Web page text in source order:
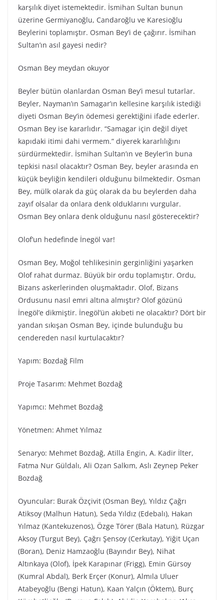
karşılık diyet istemektedir. İsmihan Sultan bunun
üzerine Germiyanoğlu, Candaroğlu ve Karesioğlu
Beylerini toplamıştır. Osman Bey’i de çağırır. İsmihan
Sultan’ın asıl gayesi nedir?
Osman Bey meydan okuyor
Beyler bütün olanlardan Osman Bey’i mesul tutarlar.
Beyler, Nayman’ın Samagar’ın kellesine karşılık istediği
diyeti Osman Bey’in ödemesi gerektiğini ifade ederler.
Osman Bey ise kararlıdır. “Samagar için değil diyet
kapıdaki itimi dahi vermem.” diyerek kararlılığını
sürdürmektedir. İsmihan Sultan’ın ve Beyler’in buna
tepkisi nasıl olacaktır? Osman Bey, beyler arasında en
küçük beyliğin kendileri olduğunu bilmektedir. Osman
Bey, mülk olarak da güç olarak da bu beylerden daha
zayıf olsalar da onlara denk olduklarını vurgular.
Osman Bey onlara denk olduğunu nasıl gösterecektir?
Olof’un hedefinde İnegöl var!
Osman Bey, Moğol tehlikesinin gerginliğini yaşarken
Olof rahat durmaz. Büyük bir ordu toplamıştır. Ordu,
Bizans askerlerinden oluşmaktadır. Olof, Bizans
Ordusunu nasıl emri altına almıştır? Olof gözünü
İnegöl’e dikmiştir. İnegöl’ün akıbeti ne olacaktır? Dört bir
yandan sıkışan Osman Bey, içinde bulunduğu bu
cendereden nasıl kurtulacaktır?
Yapım: Bozdağ Fi̇lm
Proje Tasarım: Mehmet Bozdağ
Yapımcı: Mehmet Bozdağ
Yönetmen: Ahmet Yılmaz
Senaryo: Mehmet Bozdağ, Atilla Engin, A. Kadir İlter,
Fatma Nur Güldalı, Ali Ozan Salkım, Aslı Zeynep Peker
Bozdağ
Oyuncular: Burak Özçivit (Osman Bey), Yıldız Çağrı
Atiksoy (Malhun Hatun), Seda Yıldız (Edebalı), Hakan
Yılmaz (Kantekuzenos), Özge Törer (Bala Hatun), Rüzgar
Aksoy (Turgut Bey), Çağrı Şensoy (Cerkutay), Yiğit Uçan
(Boran), Deniz Hamzaoğlu (Bayındır Bey), Nihat
Altınkaya (Olof), İpek Karapınar (Frigg), Emin Gürsoy
(Kumral Abdal), Berk Erçer (Konur), Almıla Uluer
Atabeyoğlu (Bengi Hatun), Kaan Yalçın (Öktem), Burç